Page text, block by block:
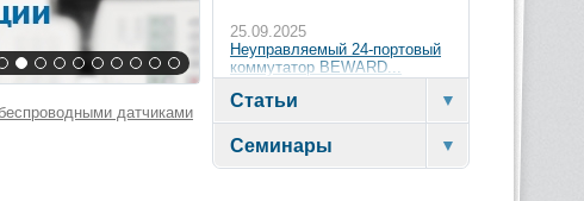
25.09.2025
Неуправляемый 24-портовый
коммутатор BEWARD...
Статьи
Семинары
датчиками